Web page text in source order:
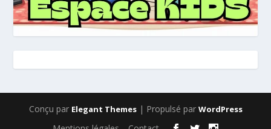
Conçu par Elegant Themes| Propulsé par WordPress